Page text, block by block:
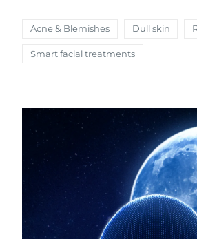
Acne & Blemishes Dull skin
Smart facial treatments
瑞典美肤护理
面部清洁
LUNA™ 4 套装
Anti-aging massage
紧致
BEAR™ 2 套装
Microcurrent toning
加拿大
奥地利 预
巴林
比利时 预
百慕大 预